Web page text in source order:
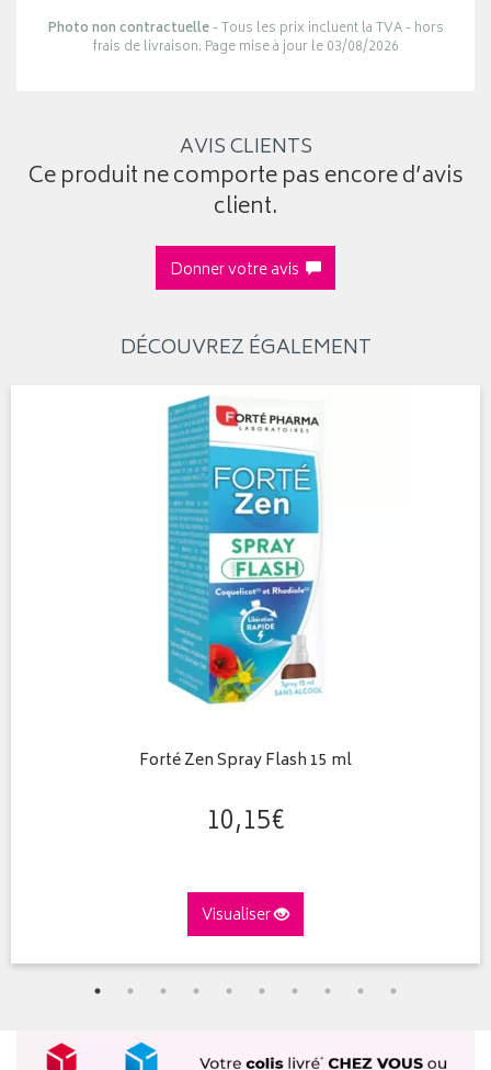
Photo non contractuelle- Tous les prix incluent la TVA - hors
frais de livraison. Page mise à jour le 03/08/2026
AVIS CLIENTS
Ce produit ne comporte pas encore d’avis
client.
Donner votre avis
DÉCOUVREZ ÉGALEMENT
Forté Zen Spray Flash 15 ml
10,15€
Visualiser